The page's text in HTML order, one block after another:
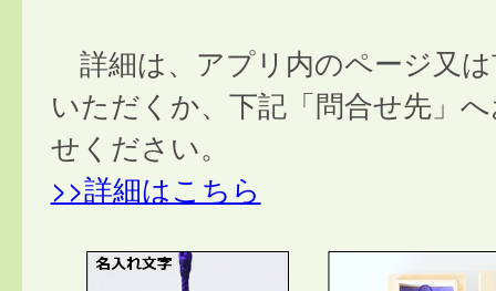
詳細は、アプリ内のページ又
いただくか、下記「問合せ先」
せください。
>>詳細はこちら